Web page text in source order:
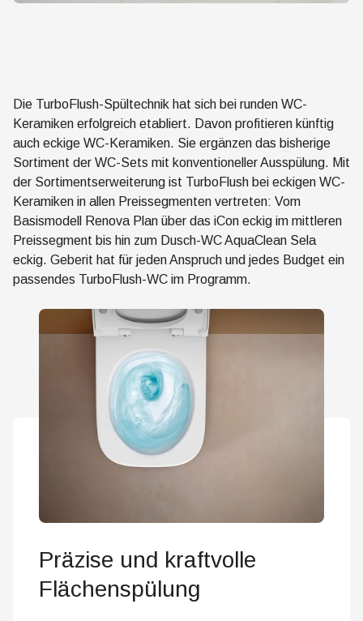
Die TurboFlush-Spültechnik hat sich bei runden WC-
Keramiken erfolgreich etabliert. Davon profitieren künftig
auch eckige WC-Keramiken. Sie ergänzen das bisherige
Sortiment der WC-Sets mit konventioneller Ausspülung. Mit
der Sortimentserweiterung ist TurboFlush bei eckigen WC-
Keramiken in allen Preissegmenten vertreten: Vom
Basismodell Renova Plan über das iCon eckig im mittleren
Preissegment bis hin zum Dusch-WC AquaClean Sela
eckig. Geberit hat für jeden Anspruch und jedes Budget ein
passendes TurboFlush-WC im Programm.
Präzise und kraftvolle
Flächenspülung